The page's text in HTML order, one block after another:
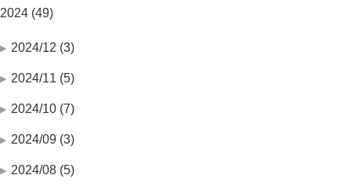
2024 (49)
2024/12 (3)
2024/11 (5)
2024/10 (7)
2024/09 (3)
2024/08 (5)